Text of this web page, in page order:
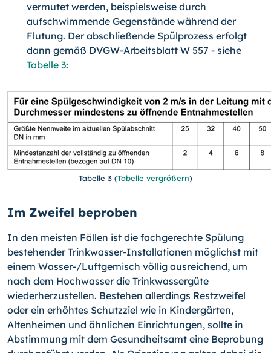
vermutet werden, beispielswei­se durch
aufschwimmende Gegenstände während der
Flutung. Der abschließen­de Spülprozess erfolgt
dann gemäß DVGW-Arbeitsblatt W 557 - siehe
Tabelle 3:
Tabelle 3 (Tabelle vergrößern)
Im Zweifel beproben
In den meisten Fällen ist die fachgerechte Spülung
bestehender Trinkwasser-Instal­lationen möglichst mit
einem Wasser-/Luftgemisch völlig ausreichend, um
nach dem Hochwasser die Trinkwassergüte
wiederherzustellen. Bestehen allerdings Restzweifel
oder ein erhöhtes Schutzziel wie in Kindergärten,
Altenheimen und ähnlichen Einrich­tungen, sollte in
Abstimmung mit dem Gesundheitsamt eine Beprobung